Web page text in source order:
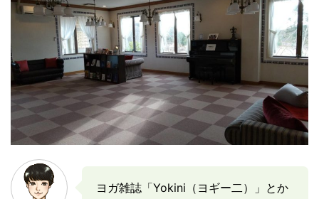
ヨガ雑誌「Yokini（ヨギー二）」とか